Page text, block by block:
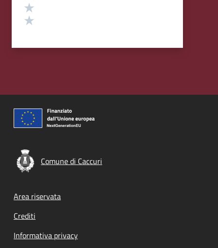
Comune di Caccuri
Footer menu
Area riservata
Crediti
Informativa privacy